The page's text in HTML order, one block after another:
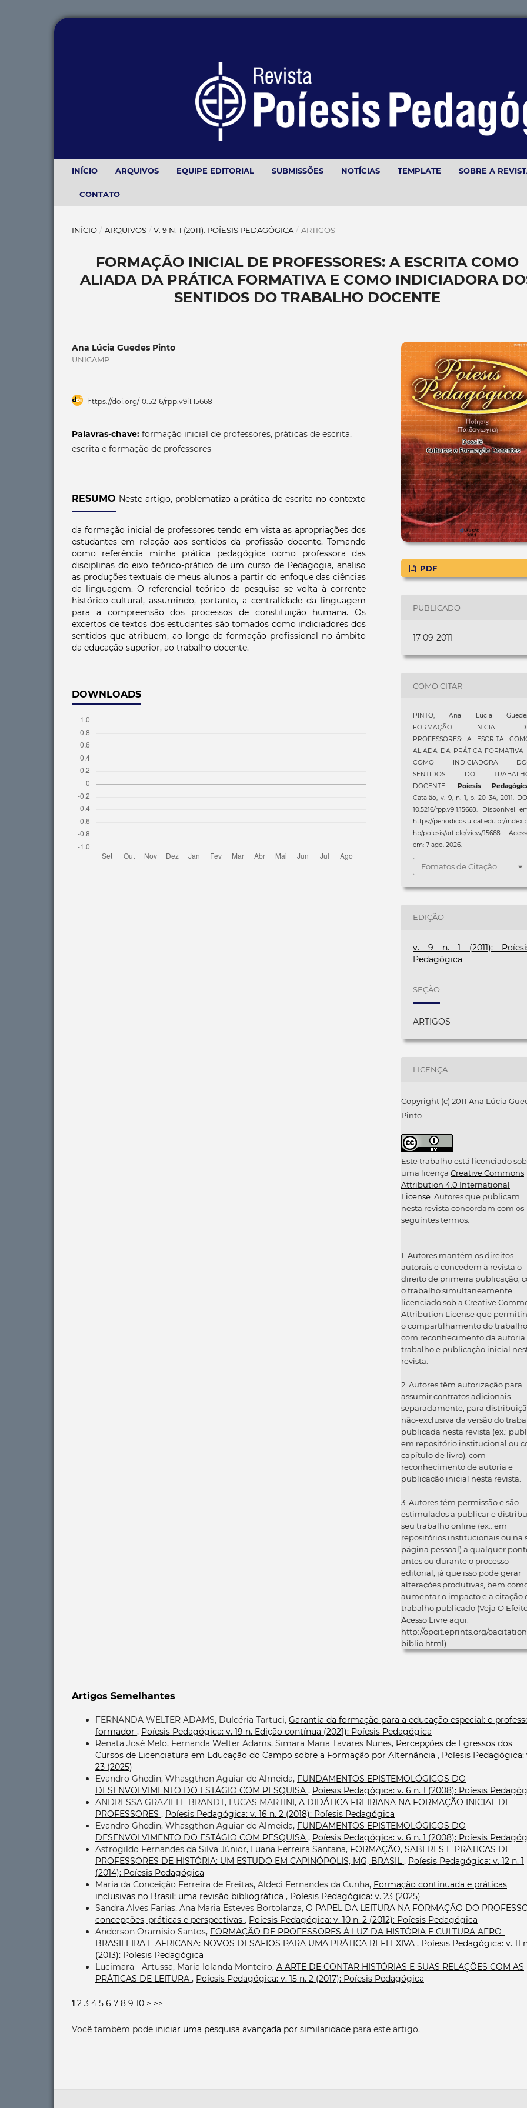
INÍCIO ARQUIVOS EQUIPE EDITORIAL SUBMISSÕES NOTÍCIAS TEMPLATE SOBRE A
CONTATO
INÍCIO / ARQUIVOS / V. 9 N. 1 (2011): POÍESIS PEDAGÓGICA / ARTIGOS
FORMAÇÃO INICIAL DE PROFESSORES: A ESCRITA COMO
ALIADA DA PRÁTICA FORMATIVA E COMO INDICIADORA
SENTIDOS DO TRABALHO DOCENTE
Ana Lúcia Guedes Pinto
UNICAMP
https://doi.org/10.5216/rpp.v9i1.15668
Palavras-chave: formação inicial de professores, práticas de escrita,
escrita e formação de professores
RESUMO Neste artigo, problematizo a prática de escrita no contexto
da formação inicial de professores tendo em vista as apropriações dos
estudantes em relação aos sentidos da profissão docente. Tomando
como referência minha prática pedagógica como professora das
disciplinas do eixo teórico-prático de um curso de Pedagogia, analiso
as produções textuais de meus alunos a partir do enfoque das ciências
da linguagem. O referencial teórico da pesquisa se volta à corrente
histórico-cultural, assumindo, portanto, a centralidade da linguagem
para a compreensão dos processos de constituição humana. Os
excertos de textos dos estudantes são tomados como indiciadores dos
sentidos que atribuem, ao longo da formação profissional no âmbito
da educação superior, ao trabalho docente.
DOWNLOADS
PDF
PUBLICADO
17-09-2011
COMO CITAR
PINTO, Ana Lúcia
FORMAÇÃO INICIAL
PROFESSORES: A ESCRITA
ALIADA DA PRÁTICA FORMATIVA
COMO INDICIADORA
SENTIDOS DO
DOCENTE.
Poíesis
Catalão, v. 9, n. 1, p. 20–34, 2011.
10.5216/rpp.v9i1.15668. Disponível
https://periodicos.ufcat.edu.br/
hp/poiesis/article/view/15668.
em: 7 ago. 2026.
Fomatos de Citação
EDIÇÃO
v. 9 n. 1 (2011):
Pedagógica
SEÇÃO
ARTIGOS
LICENÇA
Copyright (c) 2011 Ana Lúcia
Pinto
Este trabalho está licenciado sob
uma licença Creative Commons
Attribution 4.0 International
License . Autores que publicam
nesta revista concordam com os
seguintes termos:
1. Autores mantém os direitos
autorais e concedem à revista o
direito de primeira publicação,
o trabalho simultaneamente
licenciado sob a Creative
Attribution License que
o compartilhamento do trabalho
com reconhecimento da autoria
trabalho e publicação inicial
revista.
2. Autores têm autorização para
assumir contratos adicionais
separadamente, para
não-exclusiva da versão do
publicada nesta revista (ex.:
em repositório institucional ou
capítulo de livro), com
reconhecimento de autoria e
publicação inicial nesta revista.
3. Autores têm permissão e são
estimulados a publicar e
seu trabalho online (ex.: em
repositórios institucionais ou na
página pessoal) a qualquer
antes ou durante o processo
editorial, já que isso pode gerar
alterações produtivas, bem
aumentar o impacto e a citação
trabalho publicado (Veja O
Acesso Livre aqui:
http://opcit.eprints.org/
biblio.html)
Artigos Semelhantes
FERNANDA WELTER ADAMS, Dulcéria Tartuci, Garantia da formação para a educação especial: o
formador , Poíesis Pedagógica: v. 19 n. Edição contínua (2021): Poíesis Pedagógica
Renata José Melo, Fernanda Welter Adams, Simara Maria Tavares Nunes, Percepções de Egressos dos
Cursos de Licenciatura em Educação do Campo sobre a Formação por Alternância , Poíesis Pedagógica:
23 (2025)
Evandro Ghedin, Whasgthon Aguiar de Almeida, FUNDAMENTOS EPISTEMOLÓGICOS DO
DESENVOLVIMENTO DO ESTÁGIO COM PESQUISA , Poíesis Pedagógica: v. 6 n. 1 (2008): Poíesis
ANDRESSA GRAZIELE BRANDT, LUCAS MARTINI, A DIDÁTICA FREIRIANA NA FORMAÇÃO INICIAL DE
PROFESSORES , Poíesis Pedagógica: v. 16 n. 2 (2018): Poíesis Pedagógica
Evandro Ghedin, Whasgthon Aguiar de Almeida, FUNDAMENTOS EPISTEMOLÓGICOS DO
DESENVOLVIMENTO DO ESTÁGIO COM PESQUISA , Poíesis Pedagógica: v. 6 n. 1 (2008): Poíesis
Astrogildo Fernandes da Silva Júnior, Luana Ferreira Santana, FORMAÇÃO, SABERES E PRÁTICAS DE
PROFESSORES DE HISTÓRIA: UM ESTUDO EM CAPINÓPOLIS, MG, BRASIL, Poíesis Pedagógica: v. 12 n. 1
(2014): Poíesis Pedagógica
Maria da Conceição Ferreira de Freitas, Aldeci Fernandes da Cunha, Formação continuada e práticas
inclusivas no Brasil: uma revisão bibliográfica , Poíesis Pedagógica: v. 23 (2025)
Sandra Alves Farias, Ana Maria Esteves Bortolanza, O PAPEL DA LEITURA NA FORMAÇÃO DO
concepções, práticas e perspectivas , Poíesis Pedagógica: v. 10 n. 2 (2012): Poíesis Pedagógica
Anderson Oramisio Santos, FORMAÇÃO DE PROFESSORES À LUZ DA HISTÓRIA E CULTURA AFRO-
BRASILEIRA E AFRICANA: NOVOS DESAFIOS PARA UMA PRÁTICA REFLEXIVA , Poíesis Pedagógica: v. 11
(2013): Poíesis Pedagógica
Lucimara - Artussa, Maria Iolanda Monteiro, A ARTE DE CONTAR HISTÓRIAS E SUAS RELAÇÕES COM AS
PRÁTICAS DE LEITURA , Poíesis Pedagógica: v. 15 n. 2 (2017): Poíesis Pedagógica
1 2 3 4 5 6 7 8 9 10 > >>
Você também pode iniciar uma pesquisa avançada por similaridade para este artigo.